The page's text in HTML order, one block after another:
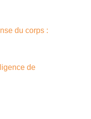
du corps :
de